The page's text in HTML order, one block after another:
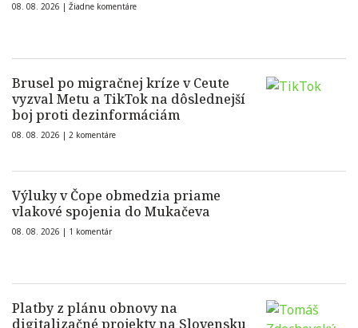
08. 08. 2026 | Žiadne komentáre
Brusel po migračnej kríze v Ceute
vyzval Metu a TikTok na dôslednejší
boj proti dezinformáciám
08. 08. 2026 | 2 komentáre
Výluky v Čope obmedzia priame
vlakové spojenia do Mukačeva
08. 08. 2026 | 1 komentár
Platby z plánu obnovy na
digitalizačné projekty na Slovensku